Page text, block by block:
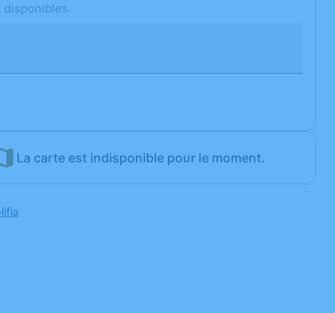
La carte est indisponible pour le moment.